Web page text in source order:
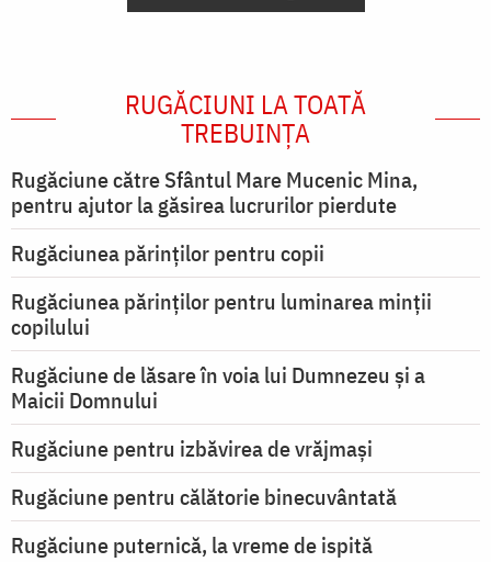
RUGĂCIUNI LA TOATĂ
TREBUINȚA
Rugăciune către Sfântul Mare Mucenic Mina,
pentru ajutor la găsirea lucrurilor pierdute
Rugăciunea părinților pentru copii
Rugăciunea părinților pentru luminarea minţii
copilului
Rugăciune de lăsare în voia lui Dumnezeu şi a
Maicii Domnului
Rugăciune pentru izbăvirea de vrăjmași
Rugăciune pentru călătorie binecuvântată
Rugăciune puternică, la vreme de ispită